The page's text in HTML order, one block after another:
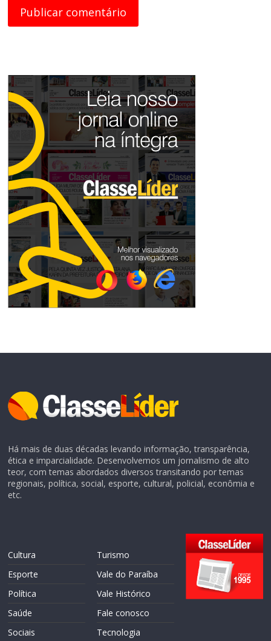
Há mais de duas décadas levando informação, transparência,
ética e imparcialidade. Desenvolvemos um jornalismo de alto
teor, com temas abordados diversos transitando por temas
regionais, política, social, esporte, cultural, policial, econômia e
etc.
Cultura
Esporte
Política
Saúde
Sociais
Turismo
Vale do Paraíba
Vale Histórico
Fale conosco
Tecnologia